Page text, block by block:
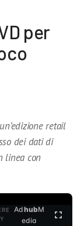
per
retail
dei dati di
linea con
AdhubM
edia